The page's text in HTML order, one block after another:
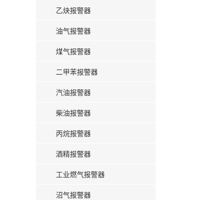
乙炔报警器
油气报警器
煤气报警器
二甲苯报警器
汽油报警器
柴油报警器
丙烷报警器
酒精报警器
工业燃气报警器
沼气报警器